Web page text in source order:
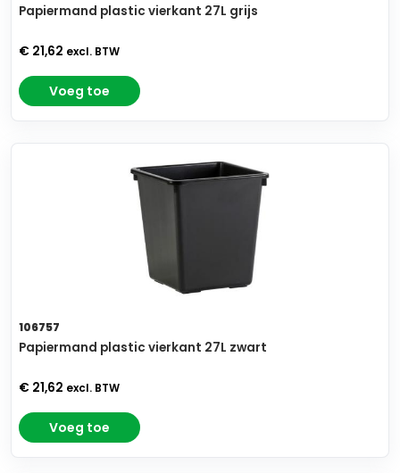
Papiermand plastic vierkant 27L grijs
€ 21,62 excl. BTW
Voeg toe
106757
Papiermand plastic vierkant 27L zwart
€ 21,62 excl. BTW
Voeg toe